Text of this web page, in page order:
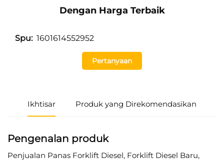
Dengan Harga Terbaik
Spu: 1601614552952
Pertanyaan
Ikhtisar Produk yang Direkomendasikan
Pengenalan produk
Penjualan Panas Forklift Diesel, Forklift Diesel Baru,